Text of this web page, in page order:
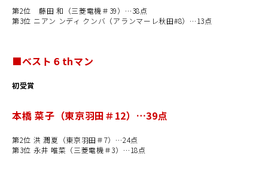
第2位 藤田 和（三菱電機＃39）…38点
第3位 ニアン ンディ クンバ（アランマーレ秋田#8）…13点
■ベスト ６ thマン
初受賞
本橋 菜子（東京羽田＃12）…39点
第2位 洪 潤夏（東京羽田＃7）…24点
第3位 永井 唯菜（三菱電機＃3）…18点